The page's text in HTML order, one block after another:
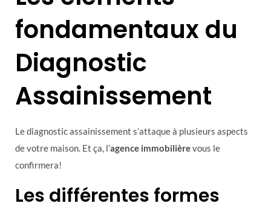
fondamentaux du
Diagnostic
Assainissement
Le diagnostic assainissement s’attaque à plusieurs aspects
de votre maison. Et ça, l’agence immobilièrevous le
confirmera!
Les différentes formes